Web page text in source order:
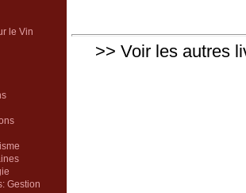
le Vin
Gestion
>> Voir les autres